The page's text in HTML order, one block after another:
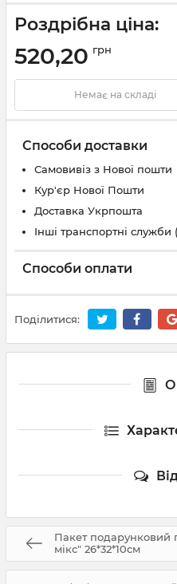
Роздрібна ціна:
520,20 грн
Немає на складі
Способи доставки
Самовивіз з Нової пошти
Кур'єр Нової Пошти
Доставка Укрпошта
Інші транспортні служби
Способи оплати
Поділитися:
Пакет подарунковий
мікс" 26*32*10см